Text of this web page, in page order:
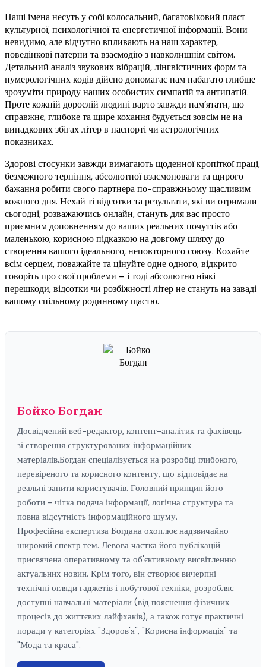
Наші імена несуть у собі колосальний, багатовіковий пласт
культурної, психологічної та енергетичної інформації. Вони
невидимо, але відчутно впливають на наш характер,
поведінкові патерни та взаємодію з навколишнім світом.
Детальний аналіз звукових вібрацій, лінгвістичних форм та
нумерологічних кодів дійсно допомагає нам набагато глибше
зрозуміти природу наших особистих симпатій та антипатій.
Проте кожній дорослій людині варто завжди пам’ятати, що
справжнє, глибоке та щире кохання будується зовсім не на
випадкових збігах літер в паспорті чи астрологічних
показниках.
Здорові стосунки завжди вимагають щоденної кропіткої праці,
безмежного терпіння, абсолютної взаємоповаги та щирого
бажання робити свого партнера по-справжньому щасливим
кожного дня. Нехай ті відсотки та результати, які ви отримали
сьогодні, розважаючись онлайн, стануть для вас просто
приємним доповненням до ваших реальних почуттів або
маленькою, корисною підказкою на довгому шляху до
створення вашого ідеального, неповторного союзу. Кохайте
всім серцем, поважайте та цінуйте одне одного, відкрито
говоріть про свої проблеми – і тоді абсолютно ніякі
перешкоди, відсотки чи розбіжності літер не стануть на заваді
вашому спільному родинному щастю.
Бойко Богдан
Досвідчений веб-редактор, контент-аналітик та фахівець
зі створення структурованих інформаційних
матеріалів.Богдан спеціалізується на розробці глибокого,
перевіреного та корисного контенту, що відповідає на
реальні запити користувачів. Головний принцип його
роботи - чітка подача інформації, логічна структура та
повна відсутність інформаційного шуму.
Професійна експертиза Богдана охоплює надзвичайно
широкий спектр тем. Левова частка його публікацій
присвячена оперативному та об'єктивному висвітленню
актуальних новин. Крім того, він створює вичерпні
технічні огляди гаджетів і побутової техніки, розробляє
доступні навчальні матеріали (від пояснення фізичних
процесів до життєвих лайфхаків), а також готує практичні
поради у категоріях "Здоров'я", "Корисна інформація" та
"Мода та краса".